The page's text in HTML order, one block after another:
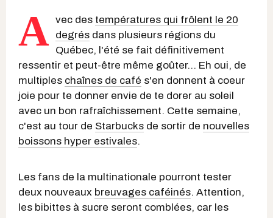
A vec des températures qui frôlent le 20
degrés dans plusieurs régions du
Québec, l'été se fait définitivement
ressentir et peut-être même goûter… Eh oui, de
multiples chaînes de café s'en donnent à coeur
joie pour te donner envie de te dorer au soleil
avec un bon rafraîchissement. Cette semaine,
c'est au tour de Starbucks de sortir de nouvelles
boissons hyper estivales.
Les fans de la multinationale pourront tester
deux nouveaux breuvages caféinés. Attention,
les bibittes à sucre seront comblées, car les